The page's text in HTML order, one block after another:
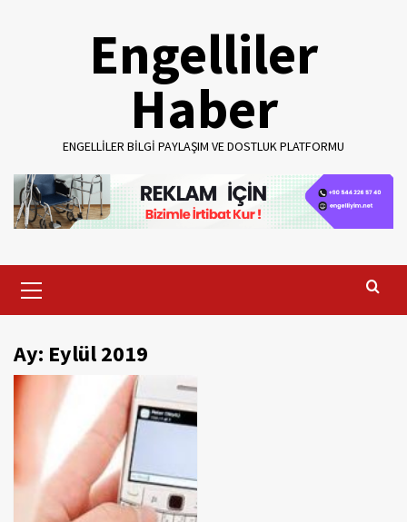
Engelliler
Haber
ENGELLILER BILGI PAYLAŞIM VE DOSTLUK PLATFORMU
Menu
Ay: Eylül 2019